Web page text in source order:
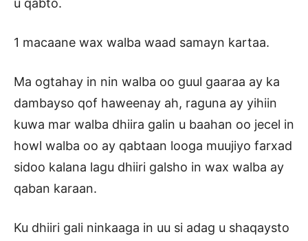
u qabto.
1 macaane wax walba waad samayn kartaa.
Ma ogtahay in nin walba oo guul gaaraa ay ka
dambayso qof haweenay ah, raguna ay yihiin
kuwa mar walba dhiira galin u baahan oo jecel in
howl walba oo ay qabtaan looga muujiyo farxad
sidoo kalana lagu dhiiri galsho in wax walba ay
qaban karaan.
Ku dhiiri gali ninkaaga in uu si adag u shaqaysto